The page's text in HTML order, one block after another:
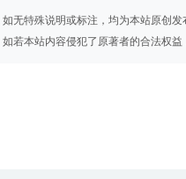
无特殊说明或标注，均为本站原创
若本站内容侵犯了原著者的合法权益